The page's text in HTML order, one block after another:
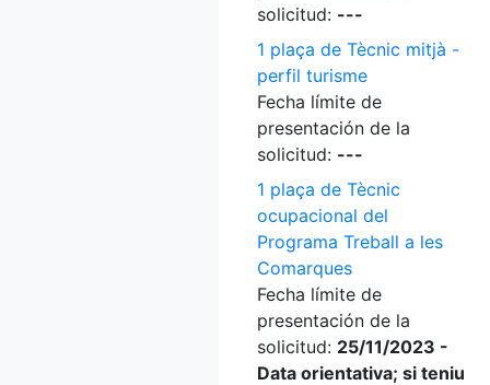
solicitud: ---
1 plaça de Tècnic mitjà -
perfil turisme
Fecha límite de
presentación de la
solicitud: ---
1 plaça de Tècnic
ocupacional del
Programa Treball a les
Comarques
Fecha límite de
presentación de la
solicitud: 25/11/2023 -
Data orientativa; si teniu